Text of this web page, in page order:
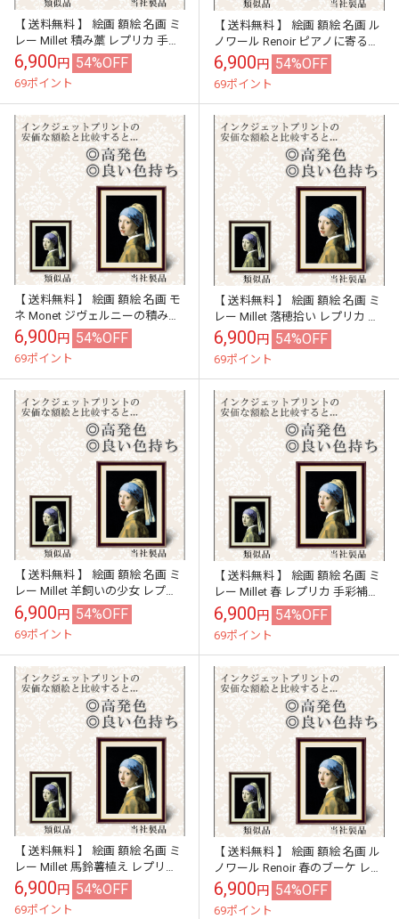
【 送料無料 】 絵画 額絵 名画 ミ
レー Millet 積み藁 レプリカ 手彩
補色 インテリア 壁掛け 絵 額入
り 風水 おすす...
6,900円 54%OFF
69ポイント
【 送料無料 】 絵画 額絵 名画 ル
ノワール Renoir ピアノに寄る少
女たち レプリカ 手彩補色 インテ
リア 壁掛け 絵 額...
6,900円 54%OFF
69ポイント
【 送料無料 】 絵画 額絵 名画 モ
ネ Monet ジヴェルニーの積み
藁、夕日 レプリカ 手彩補色 イン
テリア 壁掛け 絵 額入...
6,900円 54%OFF
69ポイント
【 送料無料 】 絵画 額絵 名画 ミ
レー Millet 落穂拾い レプリカ 手
彩補色 インテリア 壁掛け 絵 額
入り 風水 おす...
6,900円 54%OFF
69ポイント
【 送料無料 】 絵画 額絵 名画 ミ
レー Millet 羊飼いの少女 レプリ
カ 手彩補色 インテリア 壁掛け
絵 額入り 風水 ...
6,900円 54%OFF
69ポイント
【 送料無料 】 絵画 額絵 名画 ミ
レー Millet 春 レプリカ 手彩補色
インテリア 壁掛け 絵 額入り 風
水 おすすめ ...
6,900円 54%OFF
69ポイント
【 送料無料 】 絵画 額絵 名画 ミ
レー Millet 馬鈴薯植え レプリカ
手彩補色 インテリア 壁掛け 絵
額入り 風水 お...
6,900円 54%OFF
69ポイント
【 送料無料 】 絵画 額絵 名画 ル
ノワール Renoir 春のブーケ レプ
リカ 手彩補色 インテリア 壁掛け
絵 額入り 風水...
6,900円 54%OFF
69ポイント